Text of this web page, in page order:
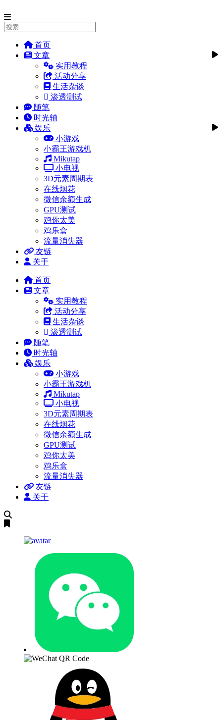
首页
文章
实用教程
活动分享
生活杂谈
渗透测试
随笔
时光轴
娱乐
小游戏
小霸王游戏机
Mikutap
小电视
3D元素周期表
在线烟花
微信余额生成
GPU测试
鸡你太美
鸡乐盒
流量消失器
友链
关于
首页
文章
实用教程
活动分享
生活杂谈
渗透测试
随笔
时光轴
娱乐
小游戏
小霸王游戏机
Mikutap
小电视
3D元素周期表
在线烟花
微信余额生成
GPU测试
鸡你太美
鸡乐盒
流量消失器
友链
关于